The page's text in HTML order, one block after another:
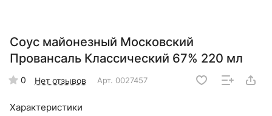
Соус майонезный Московский
Провансаль Классический 67% 220 мл
0 Нет отзывов Арт. 0027457
Характеристики